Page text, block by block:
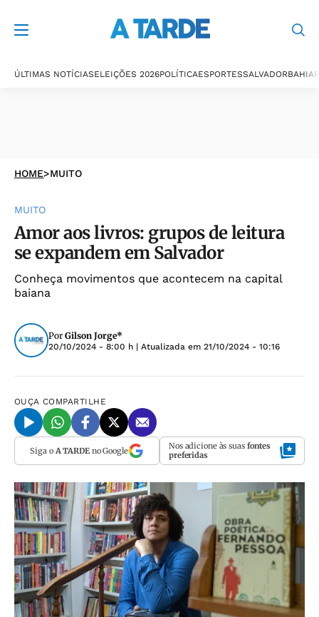
ÚLTIMAS NOTÍCIASELEIÇÕES 2026POLÍTICAESPORTESSALVADORBAHIA
HOME>MUITO
MUITO
Amor aos livros: grupos de leitura
se expandem em Salvador
Conheça movimentos que acontecem na capital
baiana
Por Gilson Jorge*
20/10/2024 - 8:00 h | Atualizada em 21/10/2024 - 10:16
OUÇA COMPARTILHE
Siga o A TARDEno Google Nos adicione às suas fontes
preferidas